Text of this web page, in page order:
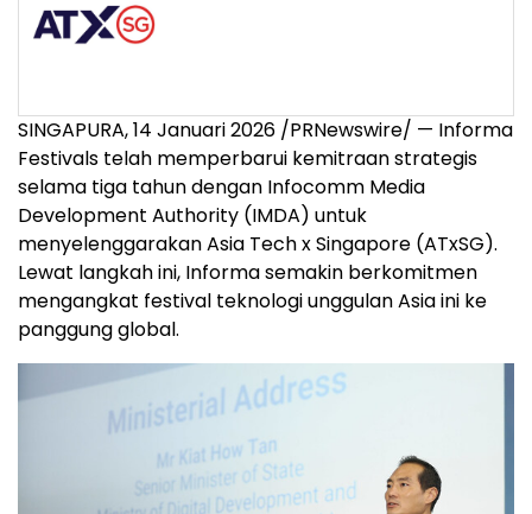
SINGAPURA, 14 Januari 2026 /PRNewswire/ — Informa
Festivals telah memperbarui kemitraan strategis
selama tiga tahun dengan Infocomm Media
Development Authority (IMDA) untuk
menyelenggarakan Asia Tech x Singapore (ATxSG).
Lewat langkah ini, Informa semakin berkomitmen
mengangkat festival teknologi unggulan Asia ini ke
panggung global.